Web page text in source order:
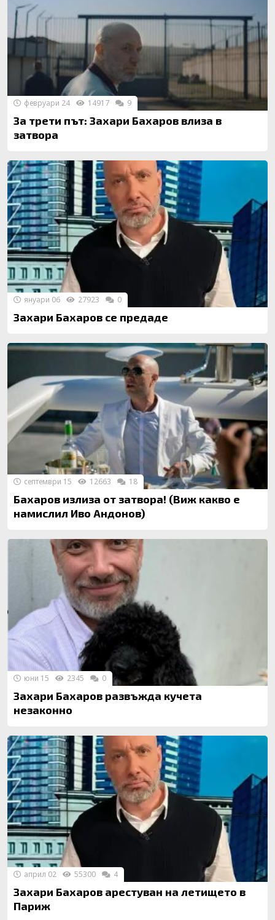
За трети път: Захари Бахаров влиза в
затвора
февруари 24 14917 9
Захари Бахаров се предаде
януари 06 27923 0
Бахаров излиза от затвора! (Виж какво е
намислил Иво Андонов)
септември 15 12663 18
Захари Бахаров развъжда кучета
незаконно
юни 15 2345 0
Захари Бахаров арестуван на летището в
Париж
април 02 55300 4